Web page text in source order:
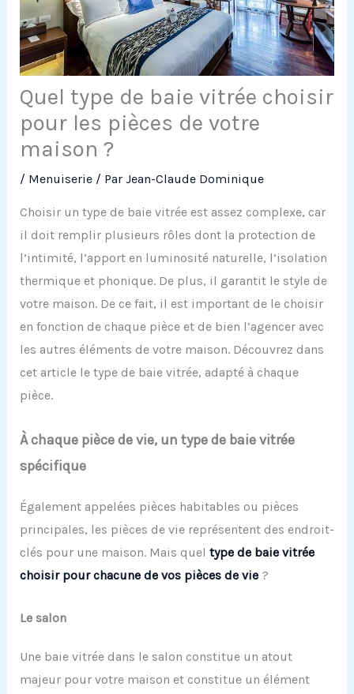
Quel type de baie vitrée choisir
pour les pièces de votre
maison ?
/ Menuiserie/ Par Jean-Claude Dominique
Choisir un type de baie vitrée est assez complexe, car
il doit remplir plusieurs rôles dont la protection de
l’intimité, l’apport en luminosité naturelle, l’isolation
thermique et phonique. De plus, il garantit le style de
votre maison. De ce fait, il est important de le choisir
en fonction de chaque pièce et de bien l’agencer avec
les autres éléments de votre maison. Découvrez dans
cet article le type de baie vitrée, adapté à chaque
pièce.
À chaque pièce de vie, un type de baie vitrée
spécifique
Également appelées pièces habitables ou pièces
principales, les pièces de vie représentent des endroit-
clés pour une maison. Mais quel type de baie vitrée
choisir pour chacune de vos pièces de vie?
Le salon
Une baie vitrée dans le salon constitue un atout
majeur pour votre maison et constitue un élément